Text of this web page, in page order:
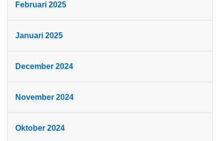
Februari 2025
Januari 2025
December 2024
November 2024
Oktober 2024